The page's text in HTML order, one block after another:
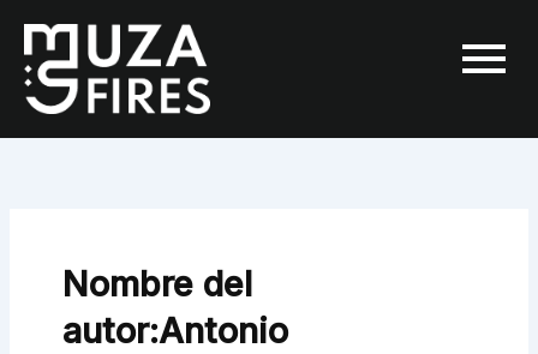
contenido
Nombre del
autor:Antonio